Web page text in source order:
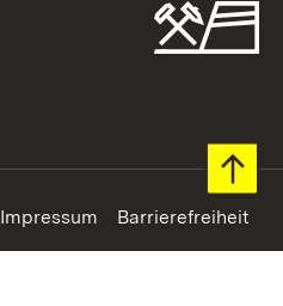
Impressum
Barrierefreiheit